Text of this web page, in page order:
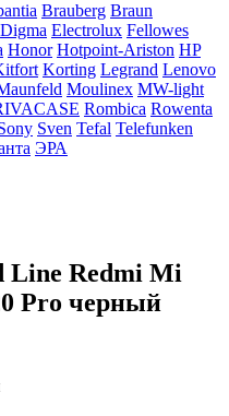
Brauberg Braun
Digma Electrolux Fellowes
Honor Hotpoint-Ariston HP
Korting Legrand Lenovo
Moulinex MW-light
Rombica Rowenta
Sven Tefal Telefunken
ЭРА
Line Redmi Mi
Pro черный